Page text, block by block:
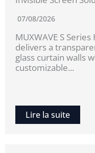
07/08/2026
MUXWAVE S
delivers a
glass curtain walls
customizable...
Lire la suite